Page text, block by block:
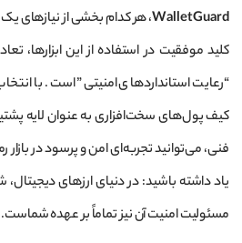
Wallet Guard، هر کدام بخشی از نیازهای
کلید موفقیت در استفاده از این ابزارها،
“رعایت استانداردهای امنیتی” است. با
کیف پول‌های سخت‌افزاری به عنوان لایه
فنی، می‌توانید تجربه‌ای امن و پرسود در بازار
یاد داشته باشید: در دنیای ارزهای
مسئولیت امنیت آن نیز تماماً بر عهده شماست.